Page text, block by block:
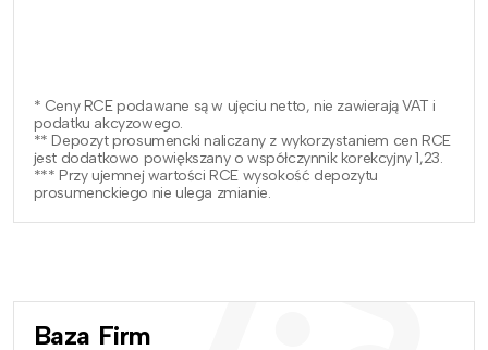
* Ceny RCE podawane są w ujęciu netto, nie zawierają VAT i
podatku akcyzowego.
** Depozyt prosumencki naliczany z wykorzystaniem cen RCE
jest dodatkowo powiększany o współczynnik korekcyjny 1,23.
*** Przy ujemnej wartości RCE wysokość depozytu
prosumenckiego nie ulega zmianie.
Baza Firm